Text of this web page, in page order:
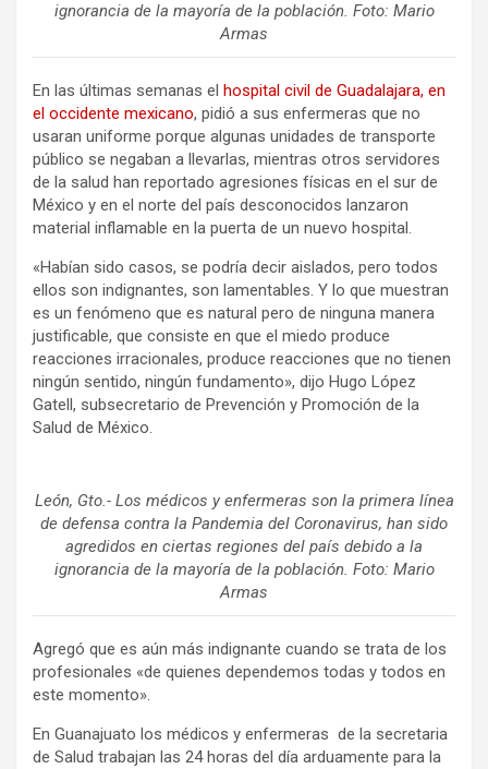
ignorancia de la mayoría de la población. Foto: Mario
Armas
En las últimas semanas el hospital civil de Guadalajara, en
el occidente mexicano, pidió a sus enfermeras que no
usaran uniforme porque algunas unidades de transporte
público se negaban a llevarlas, mientras otros servidores
de la salud han reportado agresiones físicas en el sur de
México y en el norte del país desconocidos lanzaron
material inflamable en la puerta de un nuevo hospital.
«Habían sido casos, se podría decir aislados, pero todos
ellos son indignantes, son lamentables. Y lo que muestran
es un fenómeno que es natural pero de ninguna manera
justificable, que consiste en que el miedo produce
reacciones irracionales, produce reacciones que no tienen
ningún sentido, ningún fundamento», dijo Hugo López
Gatell, subsecretario de Prevención y Promoción de la
Salud de México.
León, Gto.- Los médicos y enfermeras son la primera línea
de defensa contra la Pandemia del Coronavirus, han sido
agredidos en ciertas regiones del país debido a la
ignorancia de la mayoría de la población. Foto: Mario
Armas
Agregó que es aún más indignante cuando se trata de los
profesionales «de quienes dependemos todas y todos en
este momento».
En Guanajuato los médicos y enfermeras de la secretaria
de Salud trabajan las 24 horas del día arduamente para la